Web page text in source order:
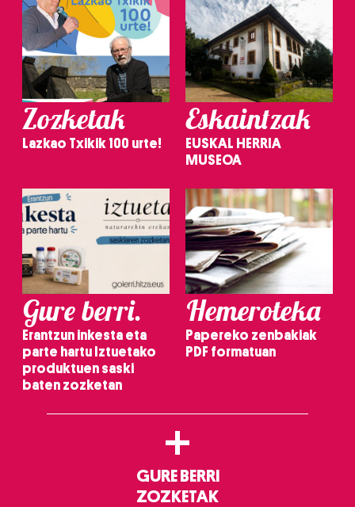
Zozketak
Lazkao Txikik 100 urte!
Eskaintzak
EUSKAL HERRIA
MUSEOA
Gure berri.
Erantzun inkesta eta
parte hartu Iztuetako
produktuen saski
baten zozketan
Hemeroteka
Papereko zenbakiak
PDF formatuan
+
GURE BERRI
ZOZKETAK